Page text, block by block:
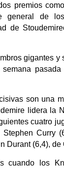
premios
general de
de
gigantes
semana
son una
lidera la
cuatro
Curry
Durant (6,4), de
cuando los